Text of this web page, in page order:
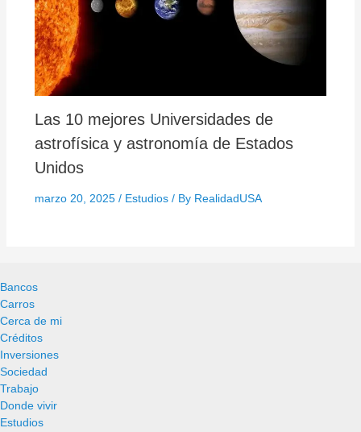
Las 10 mejores Universidades de
astrofísica y astronomía de Estados
Unidos
marzo 20, 2025 / Estudios/ By RealidadUSA
Bancos
Carros
Cerca de mi
Créditos
Inversiones
Sociedad
Trabajo
Donde vivir
Estudios